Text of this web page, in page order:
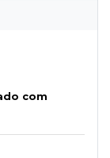
com